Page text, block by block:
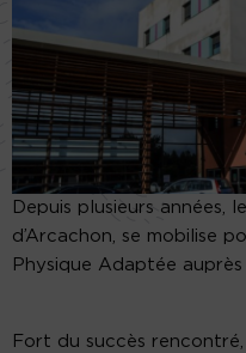
Depuis plusieurs années,
d’Arcachon, se mobilise
Physique Adaptée
Fort du succès